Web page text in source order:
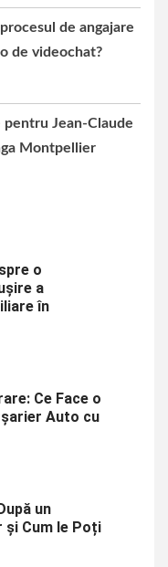
de angajare
de videochat?
pentru Jean-Claude
Montpellier
o
a
în
Ce Face o
Auto cu
un
și Cum le Poți